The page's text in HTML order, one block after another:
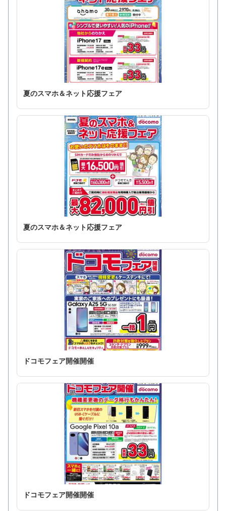
夏のスマホ＆ネット応援フェア
夏のスマホ＆ネット応援フェア
ドコモフェア開催開催
ドコモフェア開催開催